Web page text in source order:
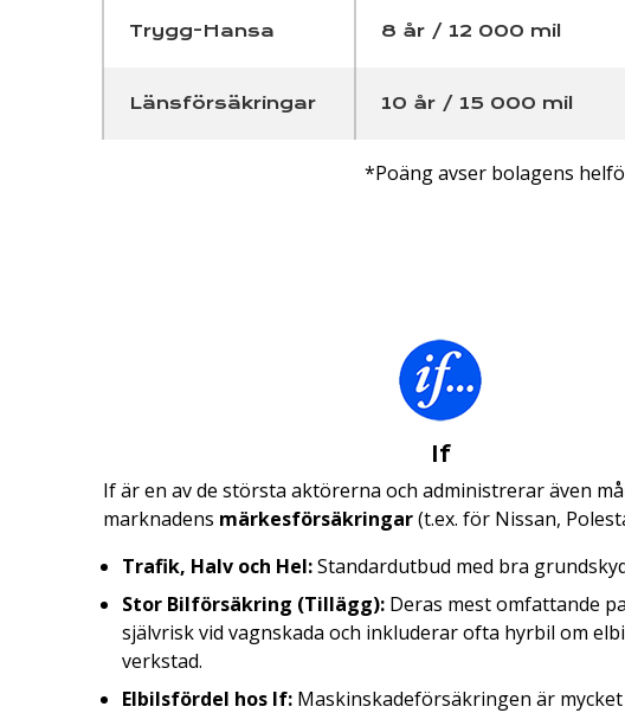
Trygg-Hansa 8 år / 12 000 mil
Länsförsäkringar 10 år / 15 000 mil
*Poäng avser bolagens
If
If är en av de största aktörerna och administrerar även
marknadens märkesförsäkringar(t.ex. för Nissan,
Trafik, Halv och Hel:Standardutbud med bra
Stor Bilförsäkring (Tillägg): Deras mest omfattande
självrisk vid vagnskada och inkluderar ofta hyrbil om
verkstad.
Elbilsfördel hos If: Maskinskadeförsäkringen är